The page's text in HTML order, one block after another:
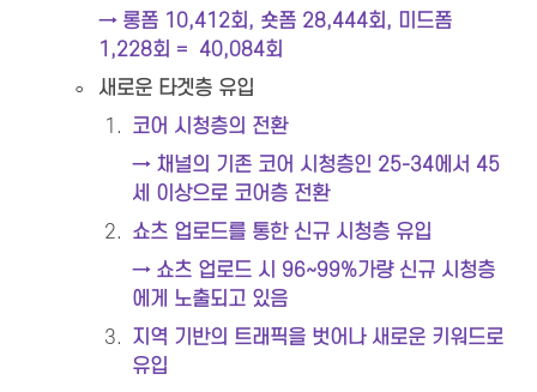
→ 롱폼 10,412회, 숏폼 28,444회, 미드폼
1,228회 =  40,084회
◦
새로운 타겟층 유입
1 .
코어 시청층의 전환
→ 채널의 기존 코어 시청층인 25-34에서 45
세 이상으로 코어층 전환
2.
쇼츠 업로드를 통한 신규 시청층 유입
→ 쇼츠 업로드 시 96~99%가량 신규 시청층
에게 노출되고 있음
3.
지역 기반의 트래픽을 벗어나 새로운 키워드로
유입